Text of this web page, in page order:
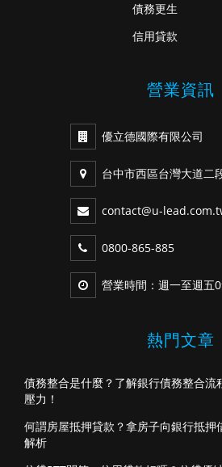
債務更生
信用貸款
營業資訊
優立德國際有限公司
台中市西區台灣大道二
contact@u-
0800-865-885
營業時間：週一至週五
熱門文章
債務整合是什麼？了解銀行債務整合
壓力！
何謂房屋抵押貸款？拿房子向銀行抵押
解析